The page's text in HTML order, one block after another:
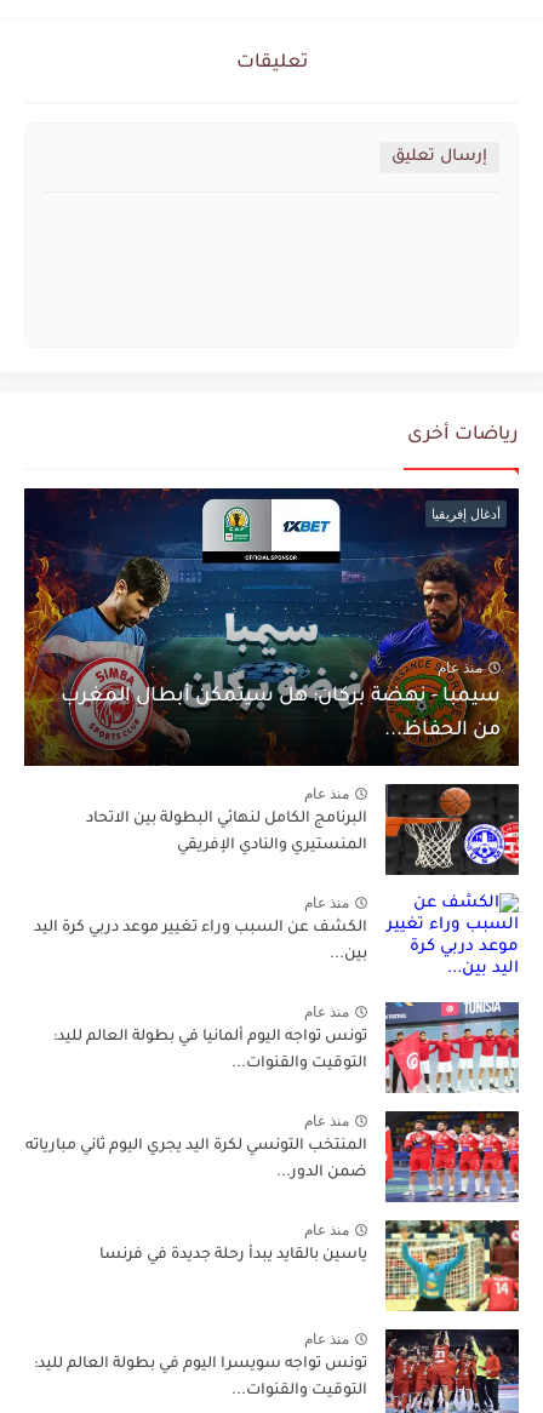
تعليقات
إرسال تعليق
رياضات أخرى
أدغال إفريقيا
منذ عام
سيمبا - نهضة بركان: هل سيتمكن أبطال المغرب
من الحفاظ...
منذ عام
البرنامج الكامل لنهائي البطولة بين الاتحاد
المنستيري والنادي الإفريقي
منذ عام
الكشف عن السبب وراء تغيير موعد دربي كرة اليد
بين...
منذ عام
تونس تواجه اليوم ألمانيا في بطولة العالم لليد:
التوقيت والقنوات...
منذ عام
المنتخب التونسي لكرة اليد يجري اليوم ثاني مبارياته
ضمن الدور...
منذ عام
ياسين بالقايد يبدأ رحلة جديدة في فرنسا
منذ عام
تونس تواجه سويسرا اليوم في بطولة العالم لليد:
التوقيت والقنوات...